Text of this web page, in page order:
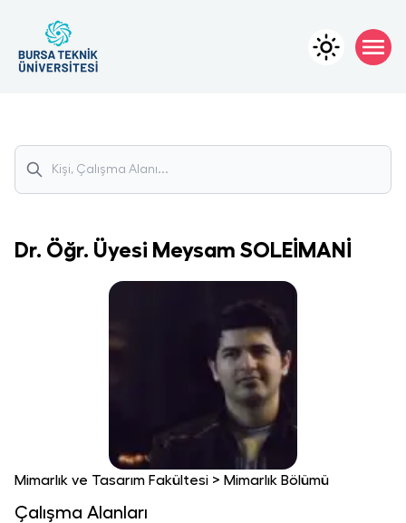
Dr. Öğr. Üyesi Meysam SOLEİMANİ
Mimarlık ve Tasarım Fakültesi > Mimarlık Bölümü
Çalışma Alanları